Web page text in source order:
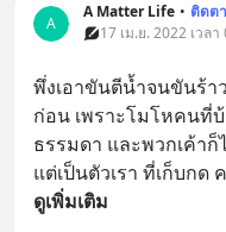
A
A Matter Life • ติดต
17 เม.ย. 2022 เวลา
พึ่งเอาขันตีน้ำจนขันร้า
ก่อน เพราะโมโหคนที่
ธรรมดา และพวกเค้าก็
แต่เป็นตัวเรา ที่เก็บก
ดูเพิ่มเติม